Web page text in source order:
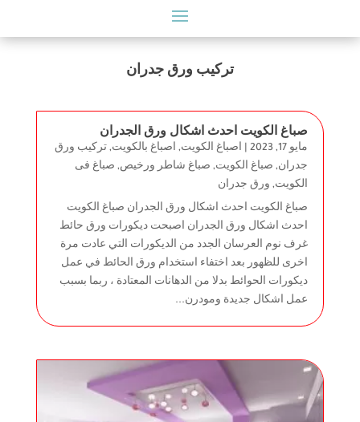
تركيب ورق جدران
صباغ الكويت احدث اشكال ورق الجدران
مايو 17, 2023 | اصباغ الكويت, اصباغ بالكويت, تركيب ورق
جدران, صباغ الكويت, صباغ شاطر ورخيص, صباغ فى
الكويت, ورق جدران
صباغ الكويت احدث اشكال ورق الجدران صباغ الكويت
احدث اشكال ورق الجدران اصبحت ديكورات ورق حائط
غرف نوم العرسان الجدد من الديكورات التي عادت مرة
اخرى للظهور بعد اختفاء استخدام ورق الحائط في عمل
ديكورات الحوائط بدلا من الدهانات المعتادة ، ربما بسبب
عمل اشكال جديدة ومودرن...